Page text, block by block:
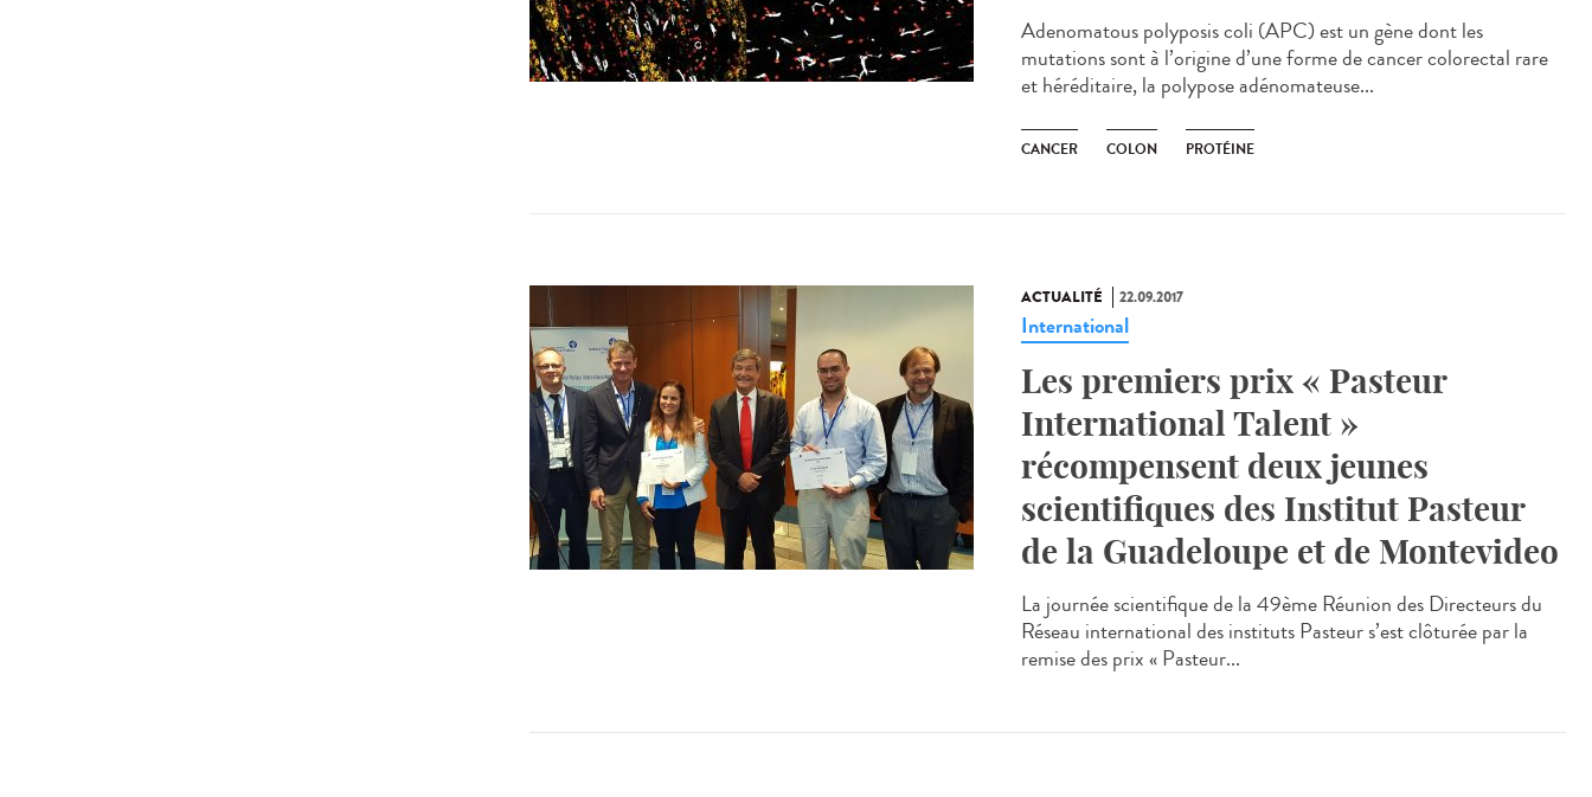
Adenomatous polyposis coli (APC) est un gène dont les
mutations sont à l’origine d’une forme de cancer colorectal rare
et héréditaire, la polypose adénomateuse...
CANCER COLON PROTÉINE
ACTUALITÉ 22.09.2017
International
Les premiers prix « Pasteur
International Talent »
récompensent deux jeunes
scientifiques des Institut Pasteur
de la Guadeloupe et de Montevideo
La journée scientifique de la 49ème Réunion des Directeurs du
Réseau international des instituts Pasteur s’est clôturée par la
remise des prix « Pasteur...